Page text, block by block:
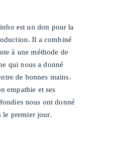
est un don pour la
Il a combiné
à une méthode de
qui nous a donné
de bonnes mains.
empathie et ses
nous ont donné
le premier jour.